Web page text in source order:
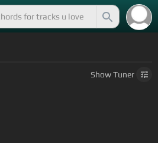
ShowTuner